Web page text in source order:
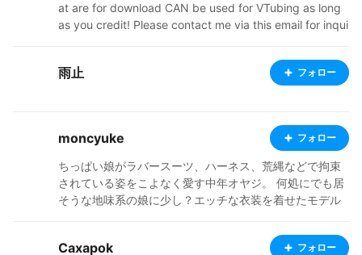
at are for download CAN be used for VTubing as long
as you credit! Please contact me via this email for inqui
else! NEVER USE MY WORK FOR AI. Do not upload it to
chatbot sites, or feed it into AI. Companies are NOT all
ut my permission. Commissions Status: OPEN! Twitter:
https://x.com/ReiraDahlia Commissions: https://vgen.c
o/ReiraDahlia New BOOTH: https://dahlias-curios.boot
h.pm Old BOOTH: https://mugiscorner.booth.pm
雨止 フォロー
moncyuke フォロー
ちっぱい娘がラバースーツ、ハーネス、荒縄などで拘束
されている姿をこよなく愛す中年オヤジ。 何処にでも居
そうな地味系の娘に少し？エッチな衣装を着せたモデル
す。 気に入ってくださった方は、どうぞお迎えして可愛
いがってあげてください。
Caxapok フォロー